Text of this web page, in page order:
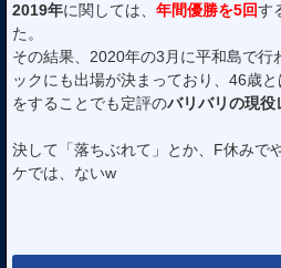
2019年に関しては、 年間優勝を5回す
た。
その結果、2020年の3月に平和島で行
ックにも出場が決まっており、46歳
をすることでも定評のバリバリの現役
決して「落ちぶれて」とか、F休みで
ケでは、ないw